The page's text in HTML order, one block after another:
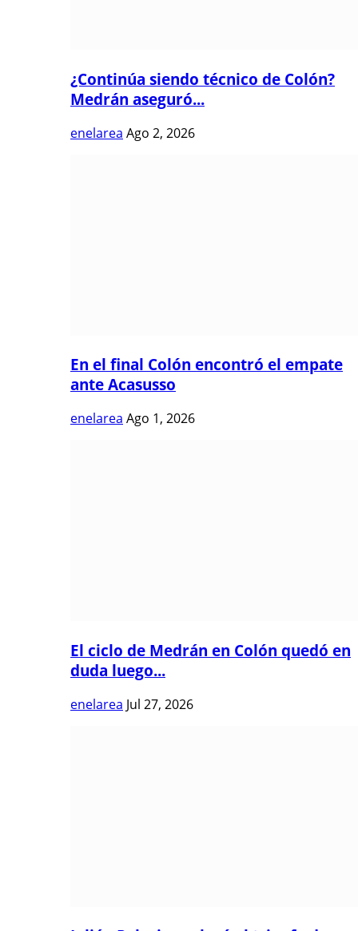
¿Continúa siendo técnico de Colón?
Medrán aseguró...
enelarea Ago 2, 2026
En el final Colón encontró el empate
ante Acasusso
enelarea Ago 1, 2026
El ciclo de Medrán en Colón quedó en
duda luego...
enelarea Jul 27, 2026